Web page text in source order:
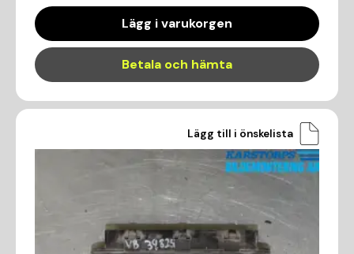
Lägg i varukorgen
Betala och hämta
Lägg till i önskelista